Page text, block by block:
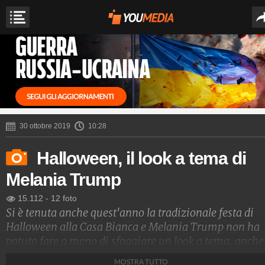
30 ottobre 2019 10:28
Halloween, il look a tema di
Melania Trump
15.112 - 12 foto
Si è tenuta anche quest'anno la tradizionale festa di
Halloween alla Casa Bianca e Melania Trump non ha
potuto fare a meno di sfoggiare un look a tema, anche
MOSTRA TUTTO